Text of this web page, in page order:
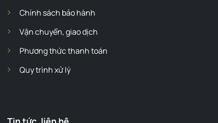
Chính sách bảo hành
Vận chuyển, giao dịch
Phương thức thanh toán
Quy trình xử lý